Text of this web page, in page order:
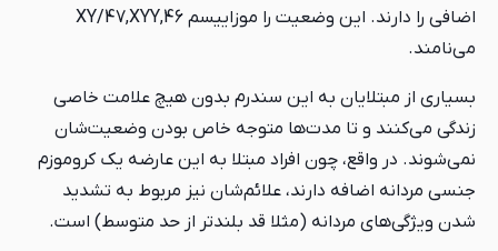
اضافی را دارند. این وضعیت را موزاییسم 46,XY/47,XYY
می‌نامند.
بسیاری از مبتلایان به این سندرم بدون هیچ علامت خاصی
زندگی می‌کنند و تا مدت‌ها متوجه خاص بودن وضعیت‌شان
نمی‌شوند. در واقع، چون افراد مبتلا به این عارضه یک کروموزم
جنسی مردانه اضافه دارند، علائم‌شان نیز مربوط به تشدید
شدن ویژگی‌های مردانه (مثلا قد بلندتر از حد متوسط) است.